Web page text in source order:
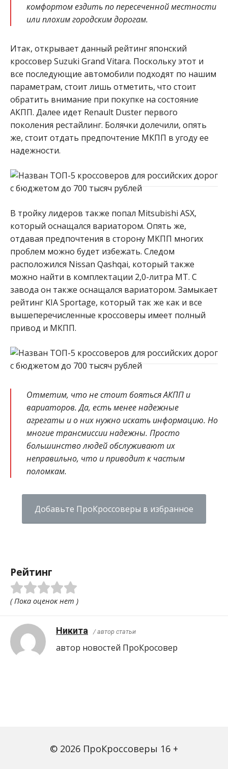
комфортом ездить по пересеченной местности
или плохим городским дорогам.
Итак, открывает данный рейтинг японский
кроссовер Suzuki Grand Vitara. Поскольку этот и
все последующие автомобили подходят по нашим
параметрам, стоит лишь отметить, что стоит
обратить внимание при покупке на состояние
АКПП. Далее идет Renault Duster первого
поколения рестайлинг. Болячки долечили, опять
же, стоит отдать предпочтение МКПП в угоду ее
надежности.
В тройку лидеров также попал Mitsubishi ASX,
который оснащался вариатором. Опять же,
отдавая предпочтения в сторону МКПП многих
проблем можно будет избежать. Следом
расположился Nissan Qashqai, который также
можно найти в комплектации 2,0-литра МТ. С
завода он также оснащался вариатором. Замыкает
рейтинг KIA Sportage, который так же как и все
вышеперечисленные кроссоверы имеет полный
привод и МКПП.
Отметим, что не стоит бояться АКПП и
вариаторов. Да, есть менее надежные
агрегаты и о них нужно искать информацию. Но
многие трансмиссии надежны. Просто
большинство людей обслуживают их
неправильно, что и приводит к частым
поломкам.
Добавьте ПроКроссоверы в избранное
Рейтинг
( Пока оценок нет )
Никита / автор статьи
автор новостей ПроКросовер
© 2026 ПроКроссоверы 16 +